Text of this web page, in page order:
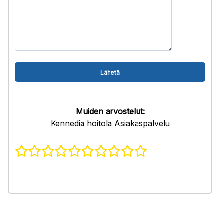
Muiden arvostelut:
Kennedia hoitola Asiakaspalvelu